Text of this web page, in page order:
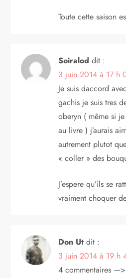
Toute cette saison
Soiralod dit :
3 juin 2014 à 17 h
Je suis daccord
gachis je suis tres
oberyn ( même si
au livre ) j’aurais
autrement plutot
« coller » des
J’espere qu’ils se
vraiment choquer
Don Ut dit :
3 juin 2014 à 19 h
4 commentaires